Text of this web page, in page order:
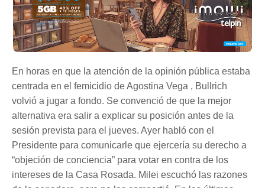
En horas en que la atención de la opinión pública estaba
centrada en el femicidio de Agostina Vega , Bullrich
volvió a jugar a fondo. Se convenció de que la mejor
alternativa era salir a explicar su posición antes de la
sesión prevista para el jueves. Ayer habló con el
Presidente para comunicarle que ejercería su derecho a
“objeción de conciencia” para votar en contra de los
intereses de la Casa Rosada. Milei escuchó las razones